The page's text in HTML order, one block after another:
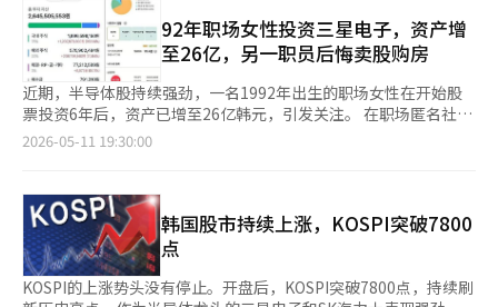
次介入以促成最终协议的调解程序。此次调解将由劳资共同推荐的
一名委员进行总协调的‘单独调解人程序’进行。※ 本报道经人
工智能（AI）系统翻译与编辑。
内存（HBM）的AI半导体投资持续扩大，业绩预期也随之增强。尤
其是全球大型科技公司在AI基础设施投资上的竞争加剧，使得作为
英伟达供应链核心企业的SK海力士受到买盘的集中。 半导体大型
股的投资情绪也有所扩散。三星电子在同一时间上涨7.26%，交易
价格为28万8000元，其市值统计为1683兆7282亿元。 三星电子
与SK海力士两只股票的市值合计约为3034兆元。这两家半导体巨
头被认为在推动韩国股市的上涨中发挥了重要作用。 此外，今日
成协议的期待以及超出预期的就业数据，股市收盘上涨。上周末，
以科技股为主的纳斯达克指数上涨440.88点（1.71%），收于
26247.08点。※ 本报道经人工智能（AI）系统翻译与编辑。
92年职场女性投资三星电子，资产增
至26亿，另一职员后悔卖股购房
近期，半导体股持续强劲，一名1992年出生的职场女性在开始股
票投资6年后，资产已增至26亿韩元，引发关注。 在职场匿名社
区“盲点”上，自称“股票投资6年”的女性A表示：“资产超过
万韩元，收益率为153.14%；海外股票资产为5亿7090万韩元，收
益率为70.84%。 她表示：“我用两个家庭账本记录，努力积累资
金。自2024年三星电子的HBM（高带宽内存）和代工业务遭遇困
境，股价下跌时开始买入，这对我帮助很大。” 她还提到：“我
买入的半导体股票从未卖出，6年来的实际收益包括在内，原始投
2026-05-11 19:30:00
韩国股市持续上涨，KOSPI突破7800
点
KOSPI的上涨势头没有停止。开盘后，KOSPI突破7800点，持续刷